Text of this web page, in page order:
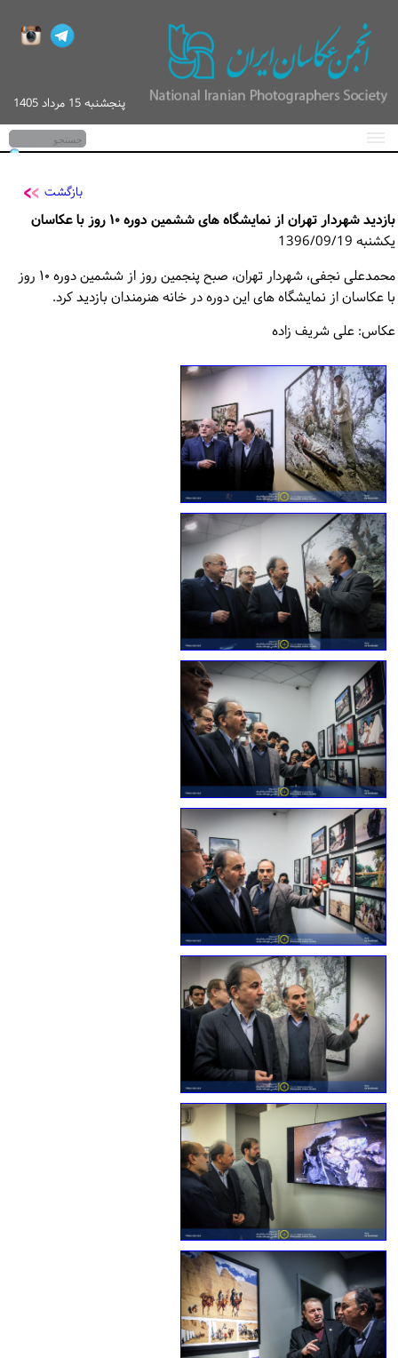
پنجشنبه 15 مرداد 1405
صفحه اصلی
گزارش تصویری
پیگیری / ورود
تماس با ما
بازگشت
بازدید شهردار تهران از نمایشگاه های ششمین دوره ۱۰ روز با عکاسان
یکشنبه 1396/09/19
محمدعلی نجفی، شهردار تهران، صبح پنجمین روز از ششمین دوره ۱۰ روز
با عکاسان از نمایشگاه های این دوره در خانه هنرمندان بازدید کرد.
عکاس: علی شریف زاده